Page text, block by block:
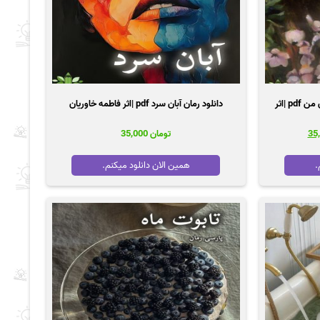
دانلود رمان عشق کوچیک و شیطون من pdf |اثر
قیمت
تومان 35,000
است.
دانلود رمان آبان سرد pdf |اثر فاطمه خاوریان
تومان
همین الان دانلود میکنم.